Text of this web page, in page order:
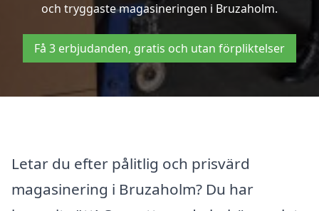
och tryggaste magasineringen i Bruzaholm.
Få 3 erbjudanden, gratis och utan förpliktelser
Letar du efter pålitlig och prisvärd
magasinering i Bruzaholm? Du har